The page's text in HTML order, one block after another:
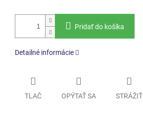
Pridať do košíka
Detailné informácie
TLAČ OPÝTAŤ SA STRÁŽIŤ